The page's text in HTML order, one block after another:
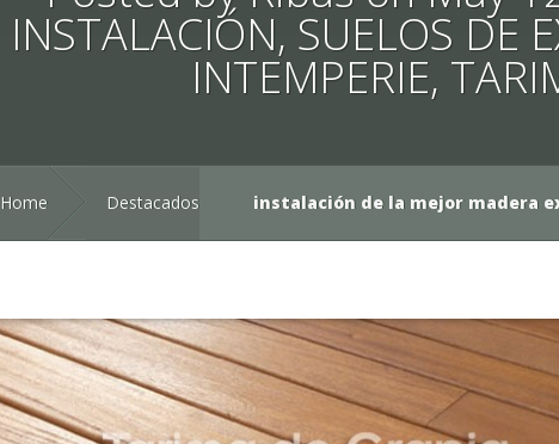
INSTALACIÓN, SUELOS DE
INTEMPERIE,
Home Destacados instalación de la mejor madera